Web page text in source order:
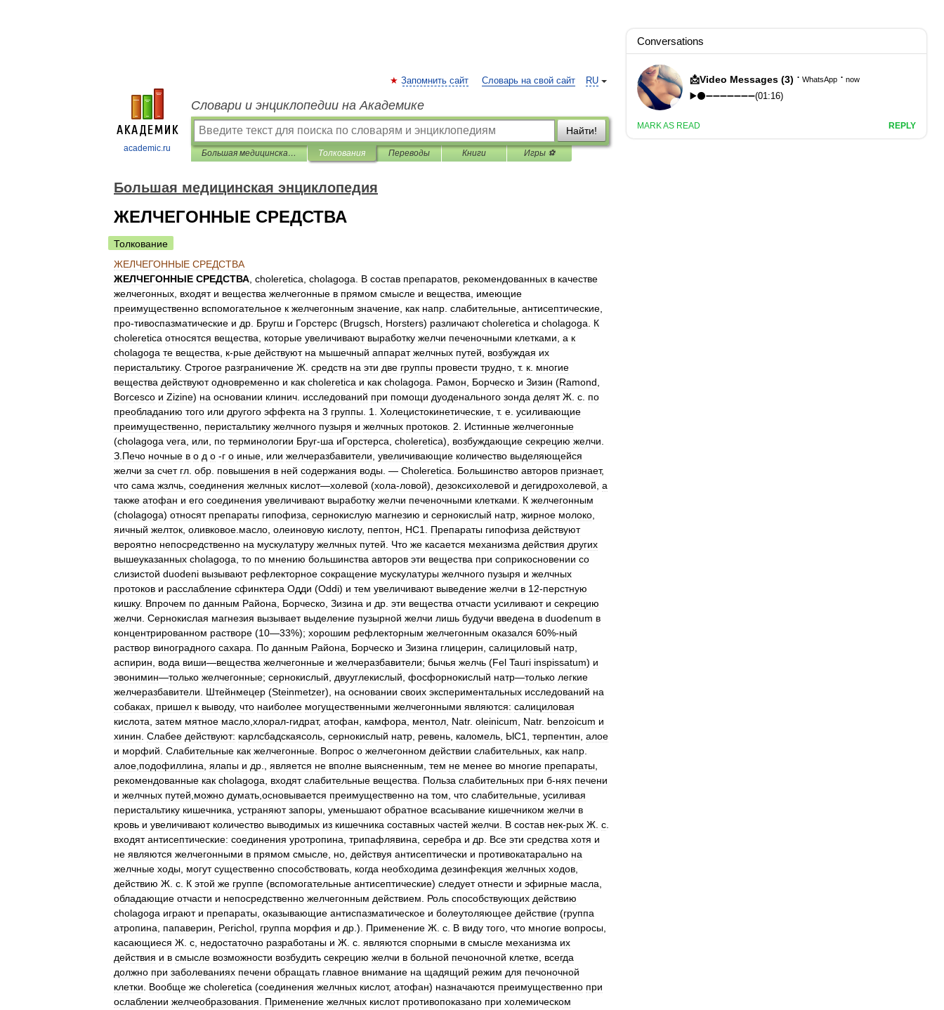
academic.ru
RU
Запомнить сайт Словарь на свой сайт
Словари и энциклопедии на Академике
Найти!
Большая медицинская энциклопедия Толкования Переводы Книги Игры ⚽
Большая медицинская энциклопедия
ЖЕЛЧЕГОННЫЕ СРЕДСТВА
Толкование
ЖЕЛЧЕГОННЫЕ СРЕДСТВА
ЖЕЛЧЕГОННЫЕ СРЕДСТВА choleretica cholagoga В состав препаратов рекомендованных в качестве
желчегонных входят и вещества желчегонные в прямом смысле и вещества
имеющие
преимущественно вспомогательное к желчегонным значение как напр слабительные антисептические
про-тивоспазматические и др Бругш и Горстерс (Brugsch Horsters) различают choleretica и cholagoga
К
choleretica относятся вещества которые увеличивают выработку желчи печеночными клетками а к
cholagoga те вещества к-рые действуют на мышечный аппарат желчных путей возбуждая их
перистальтику. Строгое разграничение Ж средств на эти две группы провести трудно т. к многие
вещества действуют одновременно и как choleretica и как cholagoga Рамон Борческо и Зизин (Ramond
Borcesco и Zizine) на основании клинич исследований при помощи дуоденального зонда делят Ж с по
преобладанию того или другого эффекта на 3 группы 1 Холецистокинетические т. е усиливающие
преимущественно перистальтику желчного пузыря и желчных протоков 2 Истинные желчегонные
(cholagoga vera или по терминологии Бруг-ша иГорстерса choleretica), возбуждающие секрецию желчи
З Печо ночные в о д о -г о иные или желчеразбавители увеличивающие количество выделяющейся
желчи за счет гл обр повышения в ней содержания воды . — Choleretica Большинство авторов признает,
что сама жзлчь соединения желчных кислот—холевой (хола-ловой), дезоксихолевой и дегидрохолевой а
также атофан и его соединения увеличивают выработку желчи печеночными клетками К желчегонным
(cholagoga) относят препараты гипофиза сернокислую магнезию и сернокислый натр жирное молоко
яичный желток оливковое масло олеиновую кислоту, пептон НС1 Препараты гипофиза действуют
вероятно непосредственно на мускулатуру желчных путей Что же касается механизма действия других
вышеуказанных cholagoga то по мнению большинства авторов эти вещества при соприкосновении со
слизистой duodeni вызывают рефлекторное сокращение мускулатуры желчного пузыря и желчных
протоков и расслабление сфинктера Одди (Oddi) и тем увеличивают выведение желчи в 12-перстную
кишку. Впрочем по данным Района Борческо Зизина и др эти вещества отчасти усиливают и секрецию
желчи Сернокислая магнезия вызывает выделение пузырной желчи лишь будучи введена в duodenum в
концентрированном растворе (10—33%); хорошим рефлекторным желчегонным оказался 60%-ный
раствор виноградного сахара По данным Района Борческо и Зизина глицерин салициловый натр
аспирин
вода виши—вещества желчегонные и желчеразбавители; бычья желчь (Fel Tauri inspissatum) и
эвонимин—только желчегонные; сернокислый двууглекислый фосфорнокислый натр—только легкие
желчеразбавители
Штейнмецер (Steinmetzer), на основании своих экспериментальных исследований на
собаках пришел к выводу, что наиболее могущественными желчегонными являются: салициловая
кислота затем мятное масло хлорал-гидрат, атофан камфора ментол Natr. oleinicum Natr. benzoicum и
хинин Слабее действуют: карлсбадскаясоль сернокислый натр ревень каломель ЫС1 терпентин алое
и морфий Слабительные как желчегонные Вопрос о желчегонном действии слабительных как напр
алое подофиллина ялапы и др является не вполне выясненным тем не менее во многие препараты
рекомендованные как cholagoga входят слабительные вещества Польза слабительных при б-нях печени
и желчных путей можно думать основывается преимущественно на том что слабительные усиливая
перистальтику кишечника устраняют запоры уменьшают обратное всасывание кишечником желчи в
кровь и увеличивают количество выводимых из кишечника составных частей желчи В состав нек-рых Ж с
входят антисептические: соединения уротропина трипафлявина серебра и др Все эти средства хотя и
не являются желчегонными в прямом смысле но действуя антисептически и противокатарально на
желчные ходы могут существенно способствовать когда необходима дезинфекция желчных ходов
действию Ж с К этой же группе (вспомогательные антисептические) следует отнести и эфирные масла
обладающие отчасти и непосредственно желчегонным действием Роль способствующих действию
cholagoga играют и препараты оказывающие антиспазматическое и болеутоляющее действие (группа
атропина
папаверин Perichol группа морфия и др .). Применение Ж с В виду того что многие вопросы
касающиеся Ж с недостаточно разработаны и Ж с являются спорными в смысле механизма их
действия и в смысле возможности возбудить секрецию желчи в больной печоночной клетке всегда
должно при заболеваниях печени обращать главное внимание на щадящий режим для печоночной
клетки
Вообще же choleretica (соединения желчных кислот, атофан) назначаются преимущественно при
ослаблении желчеобразования Применение желчных кислот противопоказано при холемическом